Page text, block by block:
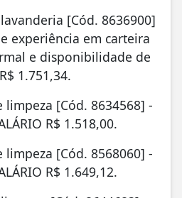
[Cód. 8636900]
experiência em carteira
e disponibilidade de
1.751,34.
[Cód. 8634568] -
R$ 1.518,00.
[Cód. 8568060] -
R$ 1.649,12.